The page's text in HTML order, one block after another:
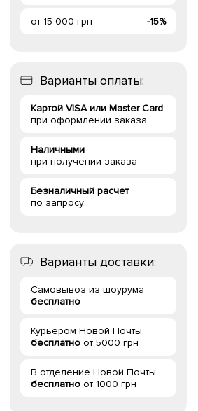
от 15 000 грн -15%
Варианты оплаты:
Картой VISA или Master Card
при оформлении заказа
Наличными
при получении заказа
Безналичный расчет
по запросу
Варианты доставки:
Самовывоз из шоурума
бесплатно
Курьером Новой Почты
бесплатно от 5000 грн
В отделение Новой Почты
бесплатно от 1000 грн